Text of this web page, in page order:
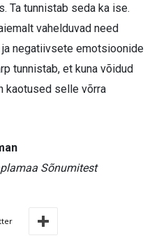
Ta tunnistab seda ka ise.
vahelduvad need
negatiivsete emotsioonide
tunnistab, et kuna võidud
kaotused selle võrra
Sõnumitest